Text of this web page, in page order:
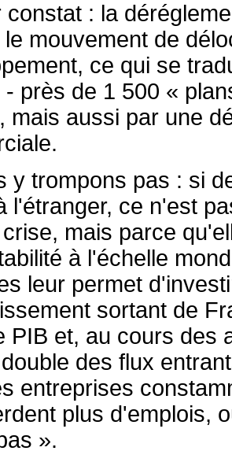
constat : la
le mouvement de
ce qui se
- près de 1 500 «
mais aussi par une
y trompons pas : si
l'étranger, ce n'est
mais parce
à l'échelle
leur permet
sortant de
PIB et, au cours des
des flux
entreprises
plus d'emplois,
».